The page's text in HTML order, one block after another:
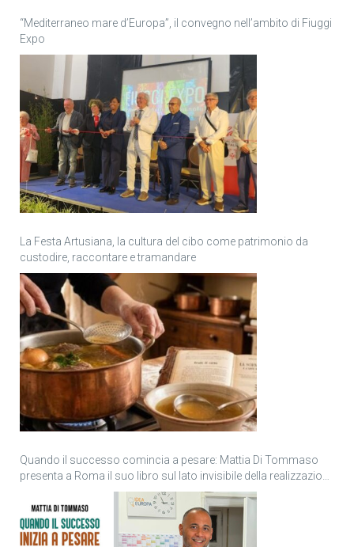
“Mediterraneo mare d’Europa”, il convegno nell’ambito di Fiuggi
Expo
La Festa Artusiana, la cultura del cibo come patrimonio da
custodire, raccontare e tramandare
Quando il successo comincia a pesare: Mattia Di Tommaso
presenta a Roma il suo libro sul lato invisibile della realizzazione